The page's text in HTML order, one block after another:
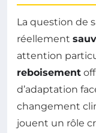
La question de
réellement
attention
reboisement
d’adaptation
changement
jouent un rôle